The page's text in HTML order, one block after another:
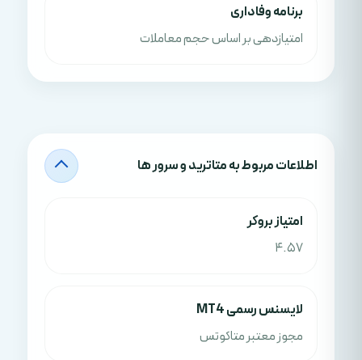
برنامه وفاداری
امتیازدهی بر اساس حجم معاملات
اطلاعات مربوط به متاترید و سرور ها
امتياز بروکر
4.57
لایسنس رسمی MT4
مجوز معتبر متاکوتس